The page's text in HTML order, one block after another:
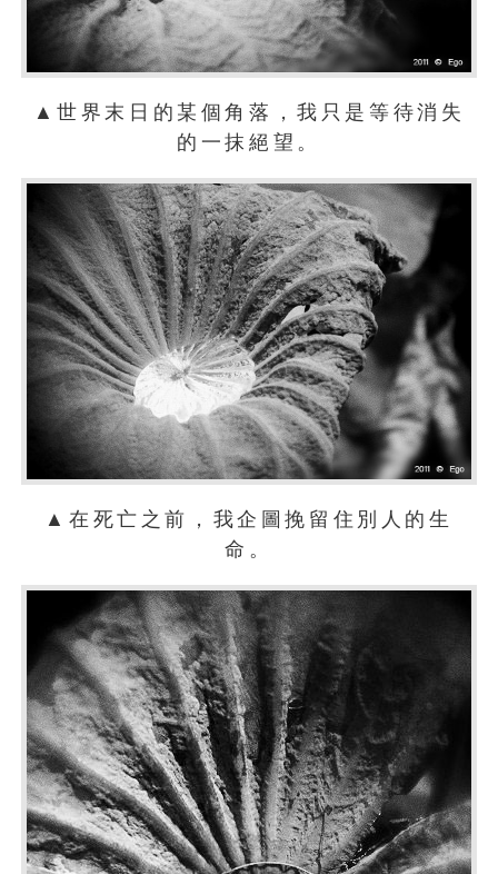
▲世界末日的某個角落，我只是等待消失
的一抹絕望。
▲在死亡之前，我企圖挽留住別人的生
命。